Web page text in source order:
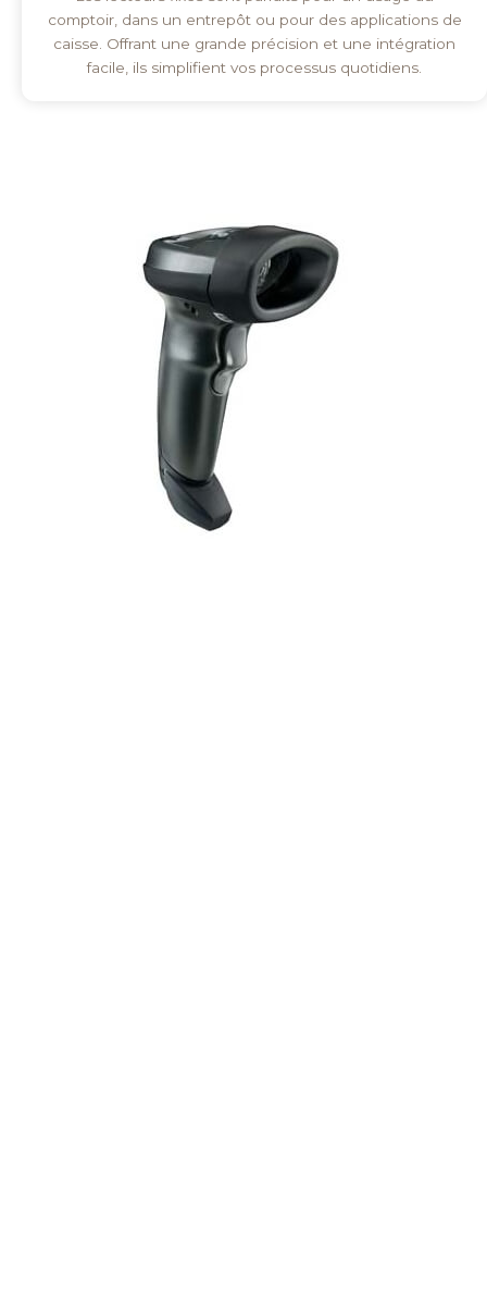
comptoir, dans un entrepôt ou pour des applications de
caisse. Offrant une grande précision et une intégration
facile, ils simplifient vos processus quotidiens.